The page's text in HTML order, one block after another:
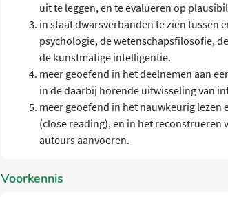
uit te leggen, en te evalueren op
in staat dwarsverbanden te zien tussen
psychologie, de wetenschapsfilosofie,
de kunstmatige intelligentie.
meer geoefend in het deelnemen aan
in de daarbij horende uitwisseling van
meer geoefend in het nauwkeurig
(close reading), en in het reconstrueren
auteurs aanvoeren.
Voorkennis